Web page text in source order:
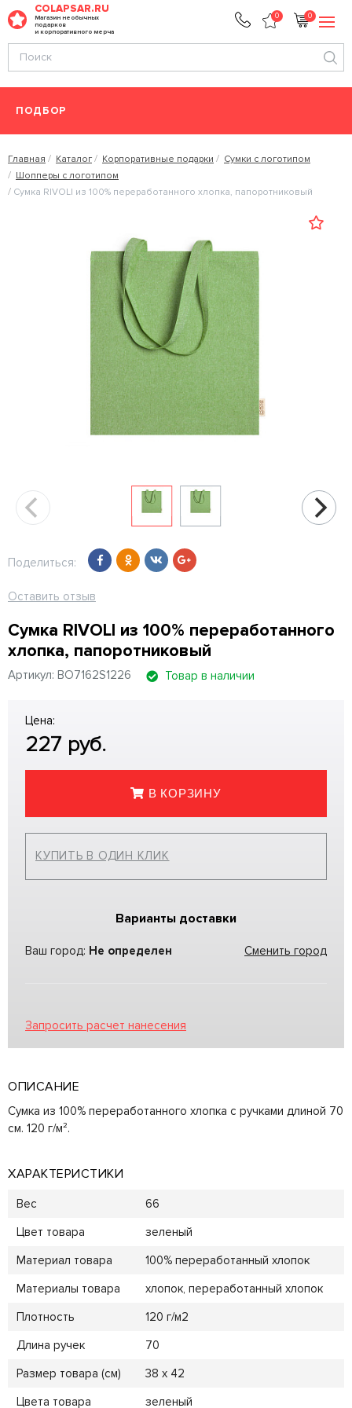
COLAPSAR.RU
Магазин необычных
подарков
и корпоративного мерча
0 0
ПОДБОР
Главная Каталог Корпоративные подарки
Сумки с логотипом
Шопперы с логотипом
Сумка RIVOLI из 100% переработанного хлопка, папоротниковый
Поделиться:
Оставить отзыв
Сумка RIVOLI из 100% переработанного
хлопка, папоротниковый
Артикул: BO7162S1226 Товар в наличии
Цена:
227 руб.
В КОРЗИНУ
КУПИТЬ В ОДИН КЛИК
Варианты доставки
Ваш город: Не определен Сменить город
Запросить расчет нанесения
ОПИСАНИЕ
Сумка из 100% переработанного хлопка с ручками длиной 70
см. 120 г/м².
ХАРАКТЕРИСТИКИ
Вес
66
Цвет товара
зеленый
Материал товара
100% переработанный хлопок
Материалы товара
хлопок, переработанный хлопок
Плотность
120 г/м2
Длина ручек
70
Размер товара (см)
38 x 42
Цвета товара
зеленый